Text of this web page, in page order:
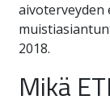
aivoterveyden
2018.
Mikä